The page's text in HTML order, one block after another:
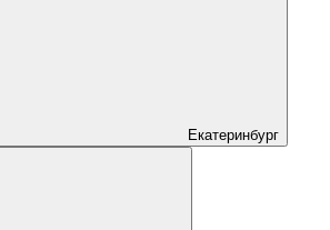
Екатеринбург